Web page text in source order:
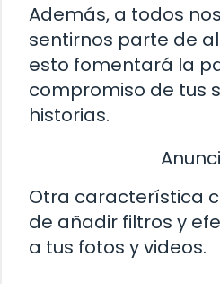
Además, a todos
sentirnos parte de
esto fomentará la
compromiso de tus
historias.
Otra característica
de añadir filtros y
a tus fotos y videos.